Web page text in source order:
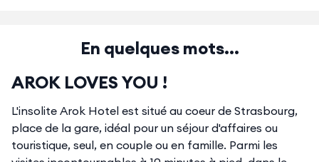
En quelques mots...
AROK LOVES YOU !
L'insolite Arok Hotel est situé au coeur de Strasbourg,
place de la gare, idéal pour un séjour d'affaires ou
touristique, seul, en couple ou en famille. Parmi les